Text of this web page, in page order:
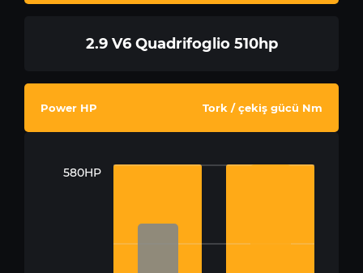
2.9 V6 Quadrifoglio 510hp
Power HP Tork / çekiş gücü Nm
580HP